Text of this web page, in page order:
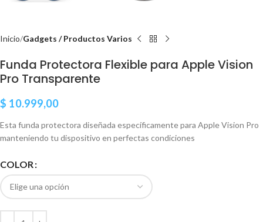
Inicio Gadgets / Productos Varios
Funda Protectora Flexible para Apple Vision
Pro Transparente
$ 10.999,00
Esta funda protectora diseñada específicamente para Apple Vision Pro
manteniendo tu dispositivo en perfectas condiciones
COLOR